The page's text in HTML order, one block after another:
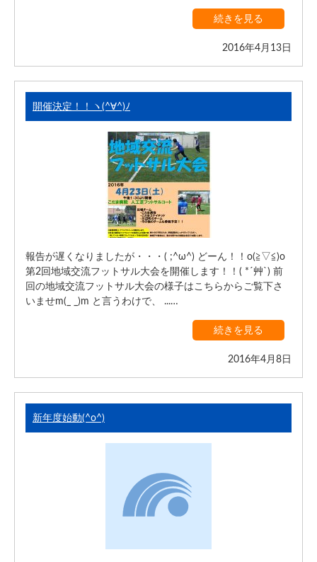
続きを見る
2016年4月13日
開催決定！！ヽ(^∀^)ﾉ
報告が遅くなりましたが・・・( ;^ω^) どーん！！o(≧▽≦)o
第2回地域交流フットサル大会を開催します！！( *´艸`) 前
回の地域交流フットサル大会の様子はこちらからご覧下さ
いませm(_ _)m と言うわけで、 ...…
続きを見る
2016年4月8日
新年度始動(^o^)